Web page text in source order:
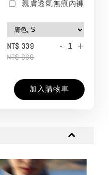
親膚透氣無痕內褲
NT$ 339
NT$ 360
- +
加入購物車